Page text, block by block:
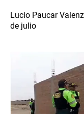
Lucio Paucar
de julio